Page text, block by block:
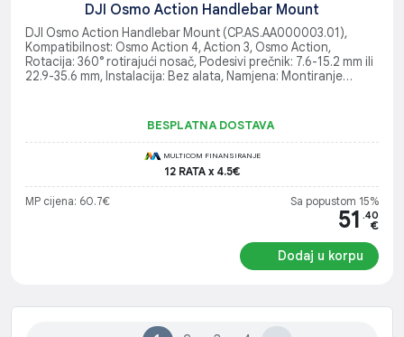
DJI Osmo Action Handlebar Mount
DJI Osmo Action Handlebar Mount (CP.AS.AA000003.01),
Kompatibilnost: Osmo Action 4, Action 3, Osmo Action,
Rotacija: 360° rotirajući nosač, Podesivi prečnik: 7.6-15.2 mm ili
22.9-35.6 mm, Instalacija: Bez alata, Namjena: Montiranje
BESPLATNA DOSTAVA
MULTICOM FINANSIRANJE
12 RATA x 4.5€
MP cijena: 60.7€ Sa popustom 15%
51 .40
€
Dodaj u korpu